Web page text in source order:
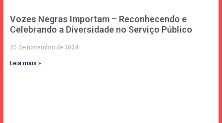
Vozes Negras Importam – Reconhecendo e
Celebrando a Diversidade no Serviço Público
20 de novembro de 2024
Leia mais »